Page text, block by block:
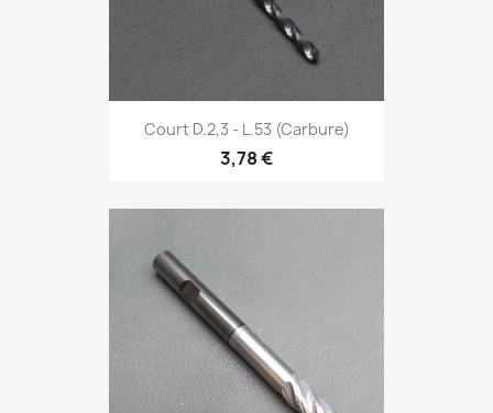
Court D.2,3 - L.53 (Carbure)
3,78 €